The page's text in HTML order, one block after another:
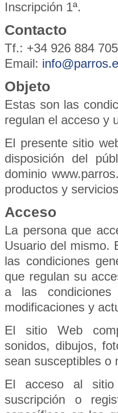
Inscripción 1ª.
Contacto
Tf.: +34 926 884 705
Email:
Objeto
Estas son las
regulan el acceso y
El presente sitio
disposición del
dominio
productos y
Acceso
La persona que
Usuario del mismo.
las condiciones
que regulan su
a las
modificaciones y
El sitio Web
sonidos, dibujos,
sean susceptibles o
El acceso al sitio
suscripción o